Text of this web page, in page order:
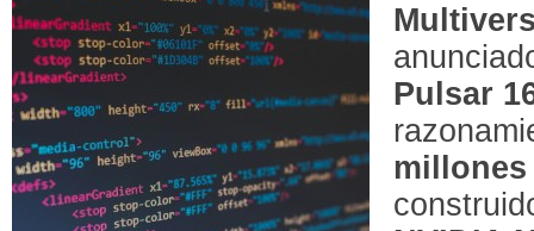
Pulsar
millones